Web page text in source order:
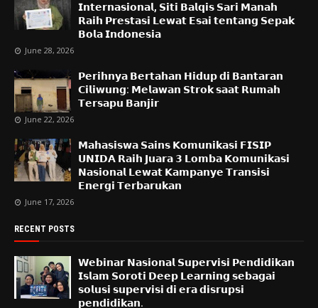
𝗜𝗻𝘁𝗲𝗿𝗻𝗮𝘀𝗶𝗼𝗻𝗮𝗹, 𝗦𝗶𝘁𝗶 𝗕𝗮𝗹𝗾𝗶𝘀 𝗦𝗮𝗿𝗶 𝗠𝗮𝗻𝗮𝗵
𝗥𝗮𝗶𝗵 𝗣𝗿𝗲𝘀𝘁𝗮𝘀𝗶 𝗟𝗲𝘄𝗮𝘁 𝗘𝘀𝗮𝗶 𝘁𝗲𝗻𝘁𝗮𝗻𝗴 𝗦𝗲𝗽𝗮𝗸
𝗕𝗼𝗹𝗮 𝗜𝗻𝗱𝗼𝗻𝗲𝘀𝗶𝗮
June 28, 2026
𝗣𝗲𝗿𝗶𝗵𝗻𝘆𝗮 𝗕𝗲𝗿𝘁𝗮𝗵𝗮𝗻 𝗛𝗶𝗱𝘂𝗽 𝗱𝗶 𝗕𝗮𝗻𝘁𝗮𝗿𝗮𝗻
𝗖𝗶𝗹𝗶𝘄𝘂𝗻𝗴: 𝗠𝗲𝗹𝗮𝘄𝗮𝗻 𝗦𝘁𝗿𝗼𝗸 𝘀𝗮𝗮𝘁 𝗥𝘂𝗺𝗮𝗵
𝗧𝗲𝗿𝘀𝗮𝗽𝘂 𝗕𝗮𝗻𝗷𝗶𝗿
June 22, 2026
𝗠𝗮𝗵𝗮𝘀𝗶𝘀𝘄𝗮 𝗦𝗮𝗶𝗻𝘀 𝗞𝗼𝗺𝘂𝗻𝗶𝗸𝗮𝘀𝗶 𝗙𝗜𝗦𝗜𝗣
𝗨𝗡𝗜𝗗𝗔 𝗥𝗮𝗶𝗵 𝗝𝘂𝗮𝗿𝗮 𝟯 𝗟𝗼𝗺𝗯𝗮 𝗞𝗼𝗺𝘂𝗻𝗶𝗸𝗮𝘀𝗶
𝗡𝗮𝘀𝗶𝗼𝗻𝗮𝗹 𝗟𝗲𝘄𝗮𝘁 𝗞𝗮𝗺𝗽𝗮𝗻𝘆𝗲 𝗧𝗿𝗮𝗻𝘀𝗶𝘀𝗶
𝗘𝗻𝗲𝗿𝗴𝗶 𝗧𝗲𝗿𝗯𝗮𝗿𝘂𝗸𝗮𝗻
June 17, 2026
RECENT POSTS
𝗪𝗲𝗯𝗶𝗻𝗮𝗿 𝗡𝗮𝘀𝗶𝗼𝗻𝗮𝗹 𝗦𝘂𝗽𝗲𝗿𝘃𝗶𝘀𝗶 𝗣𝗲𝗻𝗱𝗶𝗱𝗶𝗸𝗮𝗻
𝗜𝘀𝗹𝗮𝗺 𝗦𝗼𝗿𝗼𝘁𝗶 𝗗𝗲𝗲𝗽 𝗟𝗲𝗮𝗿𝗻𝗶𝗻𝗴 𝘀𝗲𝗯𝗮𝗴𝗮𝗶
𝘀𝗼𝗹𝘂𝘀𝗶 𝘀𝘂𝗽𝗲𝗿𝘃𝗶𝘀𝗶 𝗱𝗶 𝗲𝗿𝗮 𝗱𝗶𝘀𝗿𝘂𝗽𝘀𝗶
𝗽𝗲𝗻𝗱𝗶𝗱𝗶𝗸𝗮𝗻.